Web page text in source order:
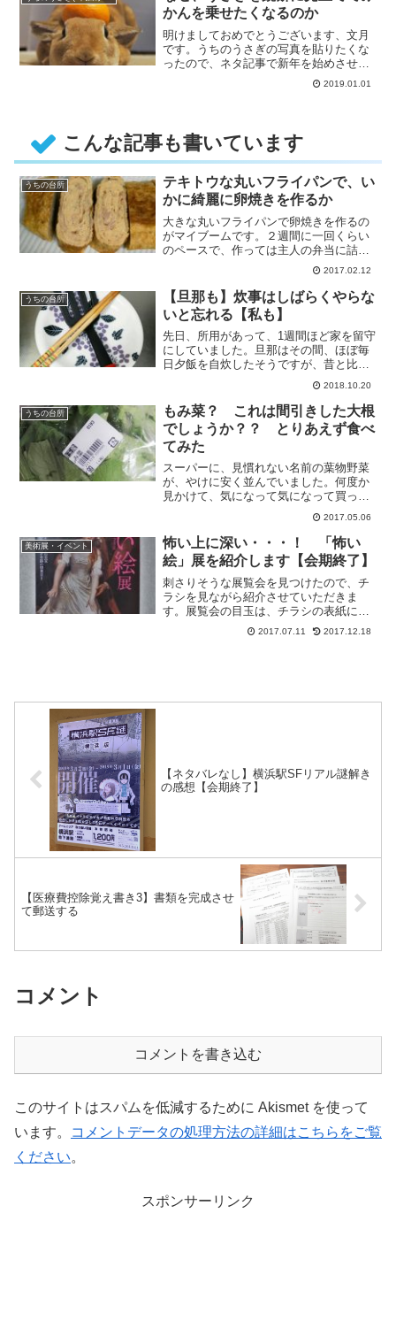
かんを乗せたくなるのか
明けましておめでとうございます、文月
です。うちのうさぎの写真を貼りたくな
ったので、ネタ記事で新年を始めさせて
いただきます。 さて、お餅っぽ2019.01.01
こんな記事も書いています
うちの台所
テキトウな丸いフライパンで、い
かに綺麗に卵焼きを作るか
大きな丸いフライパンで卵焼きを作るの
がマイブームです。２週間に一回くらい
のペースで、作っては主人の弁当に詰め
たり、自分の昼食にしています。2017.02.12
うちの台所
【旦那も】炊事はしばらくやらな
いと忘れる【私も】
先日、所用があって、1週間ほど家を留守
にしていました。旦那はその間、ほぼ毎
日夕飯を自炊したそうですが、昔と比べ
て段取りが明らかに悪くなった、・・・
2018.10.20
うちの台所
もみ菜？ これは間引きした大根
でしょうか？？ とりあえず食べ
てみた
スーパーに、見慣れない名前の葉物野菜
が、やけに安く並んでいました。何度か
見かけて、気になって気になって買って
きました。間引きした大根にしか2017.05.06
美術展・イベント
怖い上に深い・・・！ 「怖い
絵」展を紹介します【会期終了】
刺さりそうな展覧会を見つけたので、チ
ラシを見ながら紹介させていただきま
す。展覧会の目玉は、チラシの表紙にな
っているこの絵です。何も言われな
2017.07.11 2017.12.18
【ネタバレなし】横浜駅SFリアル謎解き
の感想【会期終了】
【医療費控除覚え書き3】書類を完成させ
て郵送する
コメント
コメントを書き込む
このサイトはスパムを低減するために Akismet を使って
います。
コメントデータの処理方法の詳細はこちらをご覧
ください。
スポンサーリンク